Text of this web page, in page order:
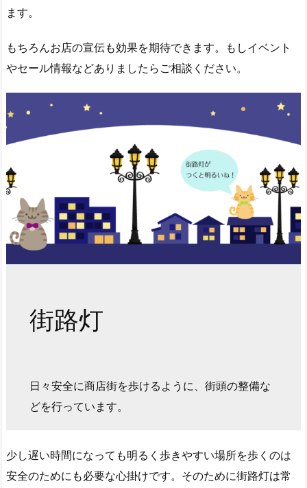
ます。
もちろんお店の宣伝も効果を期待できます。もしイベント
やセール情報などありましたらご相談ください。
街路灯
日々安全に商店街を歩けるように、街頭の整備な
どを行っています。
少し遅い時間になっても明るく歩きやすい場所を歩くのは
安全のためにも必要な心掛けです。そのために街路灯は常